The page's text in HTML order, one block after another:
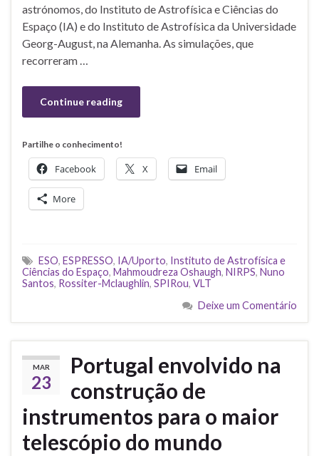
astrónomos, do Instituto de Astrofísica e Ciências do
Espaço (IA) e do Instituto de Astrofísica da Universidade
Georg-August, na Alemanha. As simulações, que
recorreram …
Continue reading
Partilhe o conhecimento!
Facebook X Email
More
ESO, ESPRESSO, IA/Uporto, Instituto de Astrofísica e
Ciências do Espaço, Mahmoudreza Oshaugh, NIRPS, Nuno
Santos, Rossiter-Mclaughlin, SPIRou, VLT
Deixe um Comentário
MAR
23
Portugal envolvido na
construção de
instrumentos para o maior
telescópio do mundo